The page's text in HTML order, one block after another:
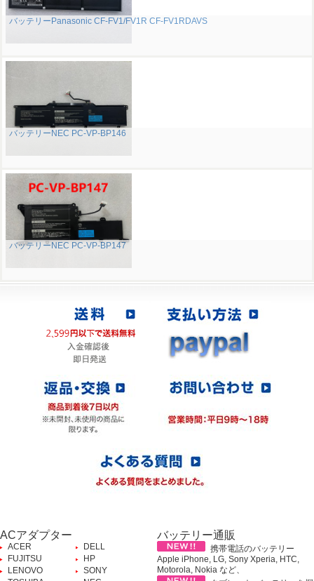
バッテリーPanasonic CF-FV1/FV1R CF-FV1RDAVS
バッテリーNEC PC-VP-BP146
バッテリーNEC PC-VP-BP147
ACアダプター
ACER
DELL
FUJITSU
HP
LENOVO
SONY
バッテリー通販
携帯電話のバッテリー
Apple iPhone, LG, Sony Xperia, HTC,
Motorola, Nokia など、